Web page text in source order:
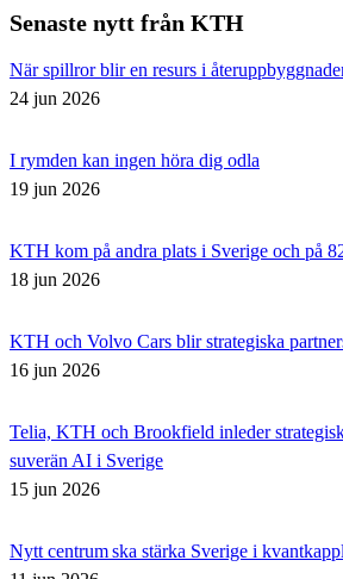
Senaste nytt från KTH
När spillror blir en resurs i
24 jun 2026
I rymden kan ingen höra dig odla
19 jun 2026
KTH kom på andra plats i Sverige och på
18 jun 2026
KTH och Volvo Cars blir strategiska
16 jun 2026
Telia, KTH och Brookfield inleder
suverän AI i Sverige
15 jun 2026
Nytt centrum ska stärka Sverige i